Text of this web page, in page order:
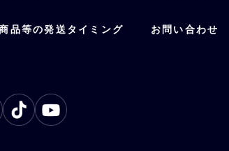
品等の発送タイミング お問い合わせ